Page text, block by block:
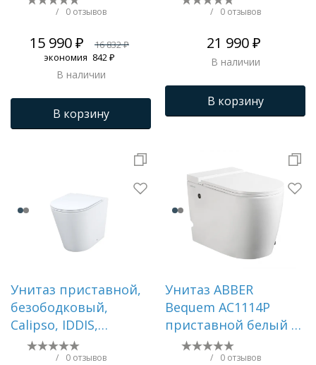
/ 0 отзывов
15 990 ₽
16 832 ₽
экономия 842 ₽
В наличии
В корзину
/ 0 отзывов
21 990 ₽
В наличии
В корзину
Унитаз приставной,
безободковый,
Calipso, IDDIS,
CALRDSEi26
/ 0 отзывов
Унитаз ABBER
Bequem AC1114P
приставной белый с
импульсным смывом
/ 0 отзывов